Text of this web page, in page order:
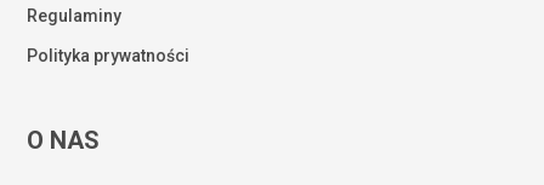
Regulaminy
Polityka prywatności
O NAS